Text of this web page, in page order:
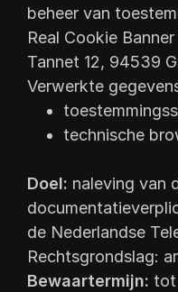
beheer van
Real Cookie
Tannet 12, 94539
Verwerkte
technische
Doel: naleving van
de Nederlandse
Rechtsgrondslag:
Bewaartermijn: tot